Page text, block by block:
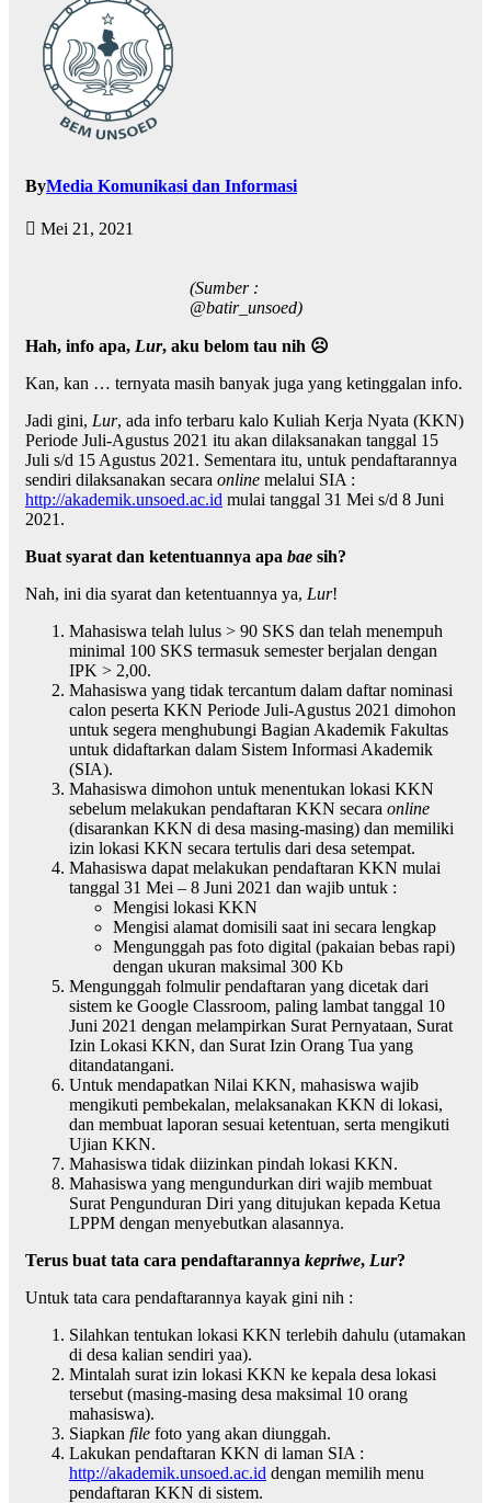
ByMedia Komunikasi dan Informasi
Mei 21, 2021
(Sumber :
@batir_unsoed)
Hah, info apa, Lur, aku belom tau nih ☹
Kan, kan … ternyata masih banyak juga yang ketinggalan info.
Jadi gini, Lur, ada info terbaru kalo Kuliah Kerja Nyata (KKN)
Periode Juli-Agustus 2021 itu akan dilaksanakan tanggal 15
Juli s/d 15 Agustus 2021. Sementara itu, untuk pendaftarannya
sendiri dilaksanakan secara online melalui SIA :
http://akademik.unsoed.ac.id mulai tanggal 31 Mei s/d 8 Juni
2021.
Buat syarat dan ketentuannya apa bae sih?
Nah, ini dia syarat dan ketentuannya ya, Lur!
Mahasiswa telah lulus > 90 SKS dan telah menempuh
minimal 100 SKS termasuk semester berjalan dengan
IPK > 2,00.
Mahasiswa yang tidak tercantum dalam daftar nominasi
calon peserta KKN Periode Juli-Agustus 2021 dimohon
untuk segera menghubungi Bagian Akademik Fakultas
untuk didaftarkan dalam Sistem Informasi Akademik
(SIA).
Mahasiswa dimohon untuk menentukan lokasi KKN
sebelum melakukan pendaftaran KKN secara online
(disarankan KKN di desa masing-masing) dan memiliki
izin lokasi KKN secara tertulis dari desa setempat.
Mahasiswa dapat melakukan pendaftaran KKN mulai
tanggal 31 Mei – 8 Juni 2021 dan wajib untuk :
Mengisi lokasi KKN
Mengisi alamat domisili saat ini secara lengkap
Mengunggah pas foto digital (pakaian bebas rapi)
dengan ukuran maksimal 300 Kb
Mengunggah folmulir pendaftaran yang dicetak dari
sistem ke Google Classroom, paling lambat tanggal 10
Juni 2021 dengan melampirkan Surat Pernyataan, Surat
Izin Lokasi KKN, dan Surat Izin Orang Tua yang
ditandatangani.
Untuk mendapatkan Nilai KKN, mahasiswa wajib
mengikuti pembekalan, melaksanakan KKN di lokasi,
dan membuat laporan sesuai ketentuan, serta mengikuti
Ujian KKN.
Mahasiswa tidak diizinkan pindah lokasi KKN.
Mahasiswa yang mengundurkan diri wajib membuat
Surat Pengunduran Diri yang ditujukan kepada Ketua
LPPM dengan menyebutkan alasannya.
Terus buat tata cara pendaftarannya kepriwe, Lur?
Untuk tata cara pendaftarannya kayak gini nih :
Silahkan tentukan lokasi KKN terlebih dahulu (utamakan
di desa kalian sendiri yaa).
Mintalah surat izin lokasi KKN ke kepala desa lokasi
tersebut (masing-masing desa maksimal 10 orang
mahasiswa).
Siapkan file foto yang akan diunggah.
Lakukan pendaftaran KKN di laman SIA :
http://akademik.unsoed.ac.id dengan memilih menu
pendaftaran KKN di sistem.